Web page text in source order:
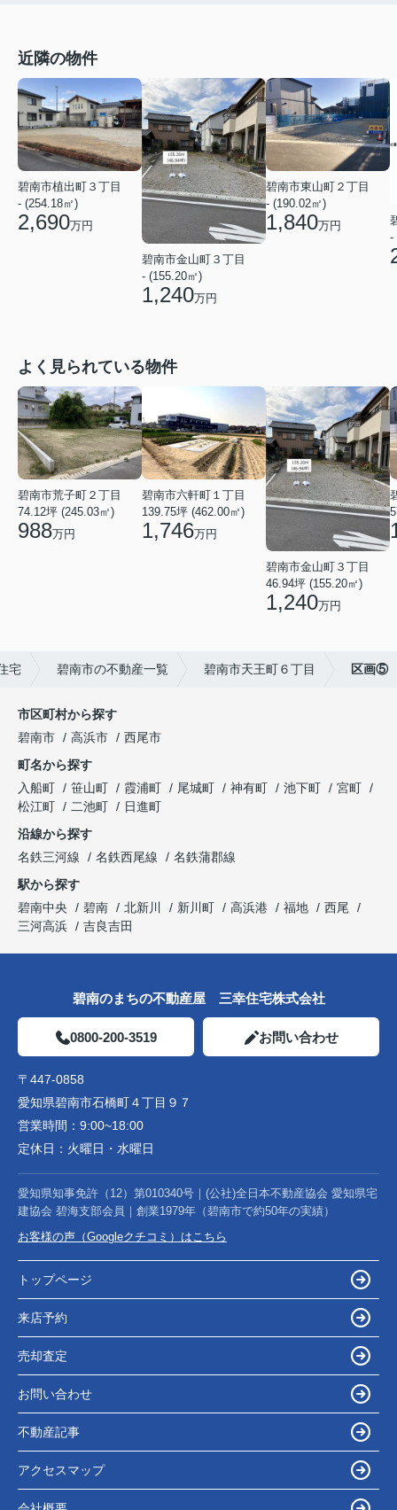
近隣の物件
碧南市植出町３丁目
- (254.18㎡)
2,690万円
碧南市金山町３丁目
- (155.20㎡)
1,240万円
碧南市東山町２丁目
- (190.02㎡)
1,840万円
-
よく見られている物件
碧南市荒子町２丁目
74.12坪 (245.03㎡)
988万円
碧南市六軒町１丁目
139.75坪 (462.00㎡)
1,746万円
碧南市金山町３丁目
46.94坪 (155.20㎡)
1,240万円
宅 碧南市の不動産一覧 碧南市天王町６丁目 区画⑤
市区町村から探す
碧南市
高浜市
西尾市
町名から探す
入船町
笹山町 霞浦町 尾城町 神有町 池下町
宮町
松江町
二池町
日進町
沿線から探す
名鉄三河線
名鉄西尾線
名鉄蒲郡線
駅から探す
碧南中央
碧南 北新川 新川町 高浜港 福地
西尾
三河高浜
吉良吉田
碧南のまちの不動産屋 三幸住宅株式会社
0800-200-3519 お問い合わせ
〒447-0858
愛知県碧南市石橋町４丁目９７
営業時間： 9:00~18:00
定休日： 火曜日・水曜日
愛知県知事免許（12）第010340号｜(公社)全日本不動産協会 愛知県宅
建協会 碧海支部会員｜創業1979年（碧南市で約50年の実績）
お客様の声（Googleクチコミ）はこちら
トップページ
来店予約
売却査定
お問い合わせ
不動産記事
アクセスマップ